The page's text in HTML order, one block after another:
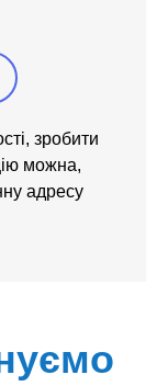
зробити
можна,
адресу